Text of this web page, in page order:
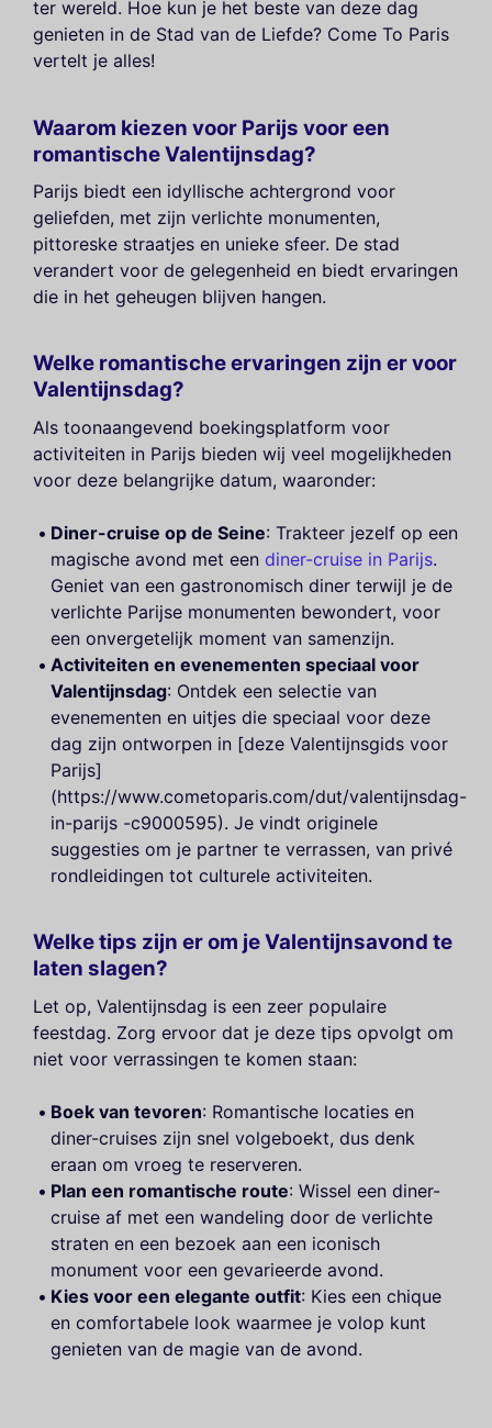
ter wereld. Hoe kun je het beste van deze dag
genieten in de Stad van de Liefde? Come To Paris
vertelt je alles!
Waarom kiezen voor Parijs voor een
romantische Valentijnsdag?
Parijs biedt een idyllische achtergrond voor
geliefden, met zijn verlichte monumenten,
pittoreske straatjes en unieke sfeer. De stad
verandert voor de gelegenheid en biedt ervaringen
die in het geheugen blijven hangen.
Welke romantische ervaringen zijn er voor
Valentijnsdag?
Als toonaangevend boekingsplatform voor
activiteiten in Parijs bieden wij veel mogelijkheden
voor deze belangrijke datum, waaronder:
Diner-cruise op de Seine: Trakteer jezelf op een
magische avond met een diner-cruise in Parijs.
Geniet van een gastronomisch diner terwijl je de
verlichte Parijse monumenten bewondert, voor
een onvergetelijk moment van samenzijn.
Activiteiten en evenementen speciaal voor
Valentijnsdag: Ontdek een selectie van
evenementen en uitjes die speciaal voor deze
dag zijn ontworpen in [deze Valentijnsgids voor
Parijs]
(https://www.cometoparis.com/dut/valentijnsdag-
in-parijs -c9000595). Je vindt originele
suggesties om je partner te verrassen, van privé
rondleidingen tot culturele activiteiten.
Welke tips zijn er om je Valentijnsavond te
laten slagen?
Let op, Valentijnsdag is een zeer populaire
feestdag. Zorg ervoor dat je deze tips opvolgt om
niet voor verrassingen te komen staan:
Boek van tevoren: Romantische locaties en
diner-cruises zijn snel volgeboekt, dus denk
eraan om vroeg te reserveren.
Plan een romantische route: Wissel een diner-
cruise af met een wandeling door de verlichte
straten en een bezoek aan een iconisch
monument voor een gevarieerde avond.
Kies voor een elegante outfit: Kies een chique
en comfortabele look waarmee je volop kunt
genieten van de magie van de avond.